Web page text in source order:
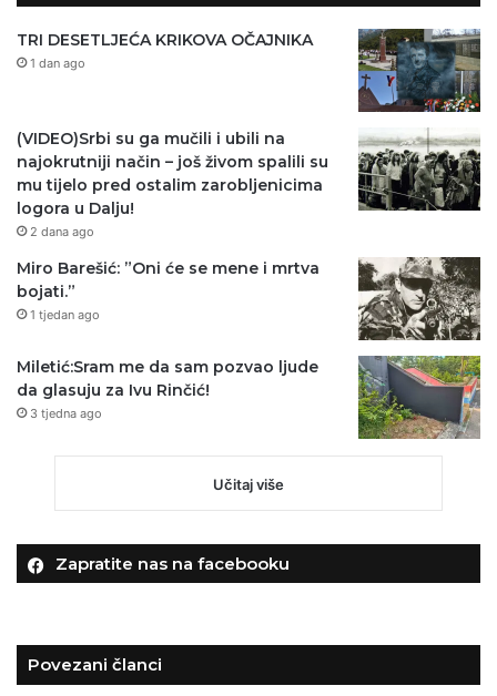
TRI DESETLJEĆA KRIKOVA OČAJNIKA
1 dan ago
(VIDEO)Srbi su ga mučili i ubili na
najokrutniji način – još živom spalili su
mu tijelo pred ostalim zarobljenicima
logora u Dalju!
2 dana ago
Miro Barešić: ”Oni će se mene i mrtva
bojati.”
1 tjedan ago
Miletić:Sram me da sam pozvao ljude
da glasuju za Ivu Rinčić!
3 tjedna ago
Učitaj više
Zapratite nas na facebooku
Povezani članci